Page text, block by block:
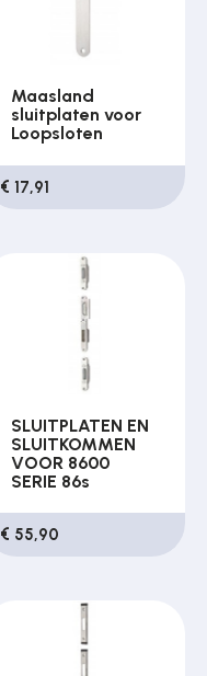
Maasland
sluitplaten voor
Loopsloten
€ 17,91
SLUITPLATEN EN
SLUITKOMMEN
VOOR 8600
SERIE 86s
€ 55,90